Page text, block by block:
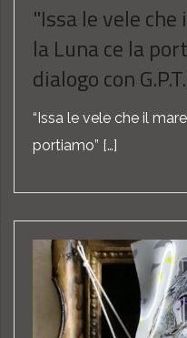
"Issa le vele
la Luna ce la
dialogo con
“Issa le vele che il
portiamo” […]